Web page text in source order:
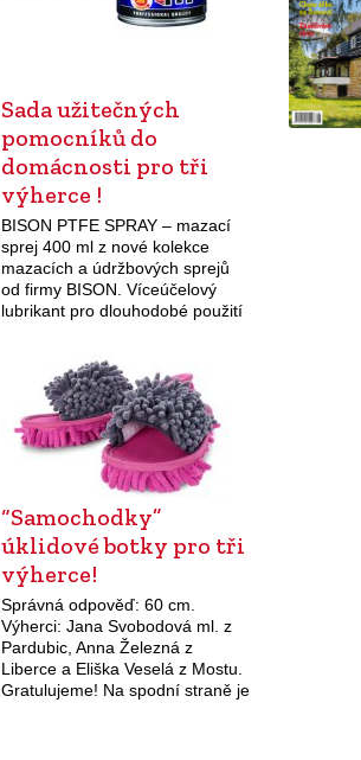
Sada užitečných
pomocníků do
domácnosti pro tři
výherce !
BISON PTFE SPRAY – mazací
sprej 400 ml z nové kolekce
mazacích a údržbových sprejů
od firmy BISON. Víceúčelový
lubrikant pro dlouhodobé použití
plasty.…
“Samochodky”
úklidové botky pro tři
výherce!
Správná odpověď: 60 cm.
Výherci: Jana Svobodová ml. z
Pardubic, Anna Železná z
Liberce a Eliška Veselá z Mostu.
Gratulujeme! Na spodní straně je